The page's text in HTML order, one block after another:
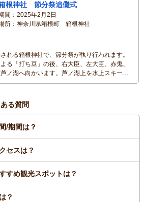
根神社 節分祭追儺式
間
2025年2月2日
所
神奈川県箱根町 箱根神社
れる箱根神社で、節分祭が執り行われます。
る「打ち豆」の後、右大臣、左大臣、赤鬼、
ノ湖へ向かいます。芦ノ湖上を水上スキーで
豆」は、箱根ならではの光景です。前夜に
る質問
/期間は？
セスは？
すめ観光スポットは？
？